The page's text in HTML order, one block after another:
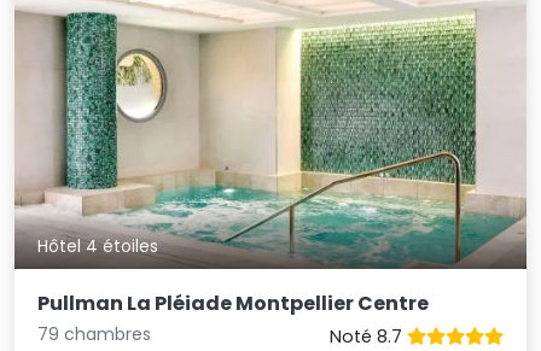
Hôtel 4 étoiles
Pullman La Pléiade Montpellier Centre
79 chambres
Noté 8.7